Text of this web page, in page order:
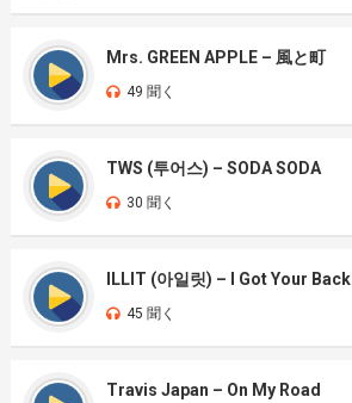
Mrs. GREEN APPLE – 風と町
49 聞く
TWS (투어스) – SODA SODA
30 聞く
ILLIT (아일릿) – I Got Your Back
45 聞く
Travis Japan – On My Road